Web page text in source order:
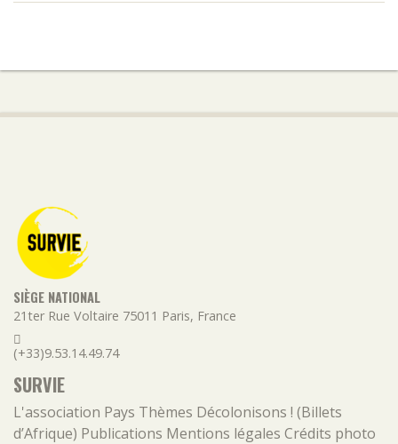
SIÈGE NATIONAL
21ter Rue Voltaire 75011 Paris, France
(+33)9.53.14.49.74
SURVIE
L'association Pays Thèmes Décolonisons ! (Billets
d’Afrique) Publications Mentions légales Crédits photo